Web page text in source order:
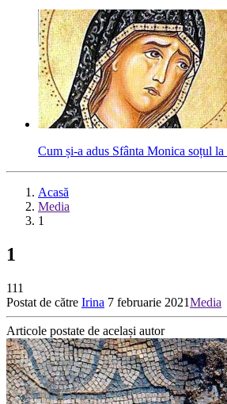
Cum și-a adus Sfânta Monica soțul la
Acasă
Media
1
1
111
Postat de către Irina 7 februarie 2021Media
Articole postate de același autor